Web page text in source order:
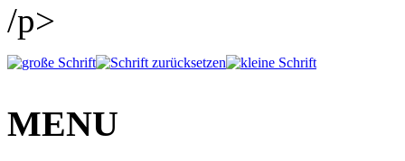
/p>
MENU